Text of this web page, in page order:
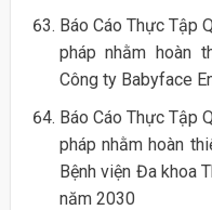
Báo Cáo Thực Tập
pháp nhằm hoàn
Công ty Babyface
Báo Cáo Thực Tập
pháp nhằm hoàn
Bệnh viện Đa khoa
năm 2030